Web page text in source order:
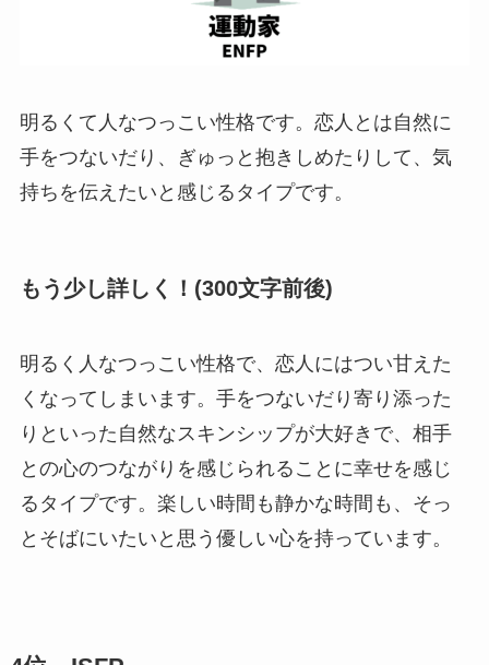
明るくて人なつっこい性格です。恋人とは自然に
手をつないだり、ぎゅっと抱きしめたりして、気
持ちを伝えたいと感じるタイプです。
もう少し詳しく！(300文字前後)
明るく人なつっこい性格で、恋人にはつい甘えた
くなってしまいます。手をつないだり寄り添った
りといった自然なスキンシップが大好きで、相手
との心のつながりを感じられることに幸せを感じ
るタイプです。楽しい時間も静かな時間も、そっ
とそばにいたいと思う優しい心を持っています。